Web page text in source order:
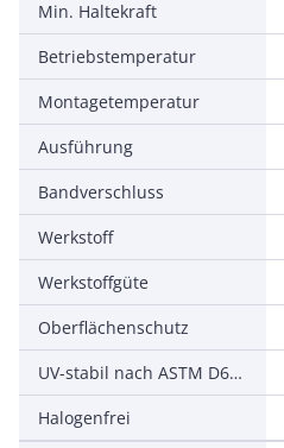
Min. Haltekraft
Betriebstemperatur
Montagetemperatur
Ausführung
Bandverschluss
Werkstoff
Werkstoffgüte
Oberflächenschutz
UV-stabil nach ASTM D6779
Halogenfrei